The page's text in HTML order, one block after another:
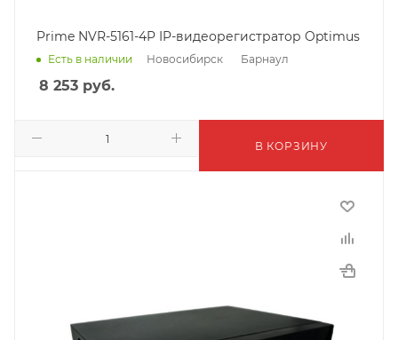
Prime NVR-5161-4P IP-видеорегистратор Optimus
Есть в наличии Новосибирск Барнаул
8 253 руб.
В КОРЗИНУ